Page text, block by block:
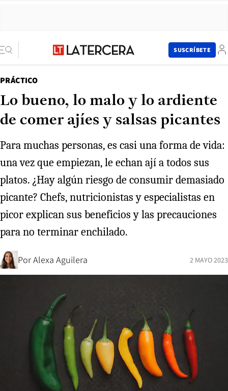
SUSCRÍBETE
PRÁCTICO
Lo bueno, lo malo y lo ardiente
de comer ajíes y salsas picantes
Para muchas personas, es casi una forma de vida:
una vez que empiezan, le echan ají a todos sus
platos. ¿Hay algún riesgo de consumir demasiado
picante? Chefs, nutricionistas y especialistas en
picor explican sus beneficios y las precauciones
para no terminar enchilado.
PorAlexa Aguilera 2 MAYO 2023